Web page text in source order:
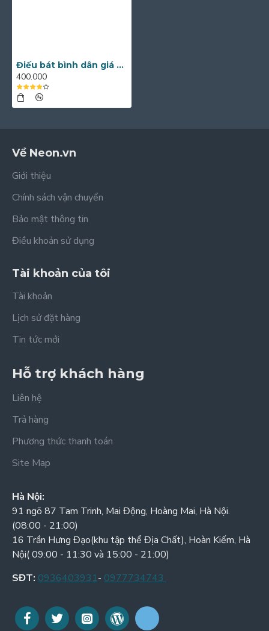
Điếu bát bình dân giá rẻ đen bóng DB05
400.000
Về Neon.vn
Giới thiệu
Chính sách vận chuyển
Bảo mật thông tin
Điều khoản sử dụng
Tài khoản của tôi
Tài khoản
Lịch sử đặt hàng
Tin tức mới
Hỗ trợ khách hàng
Liên hệ
Trả hàng
Phương thức thanh toán
Site Map
Hà Nội:
91 ngõ 87 Tam Trinh, Mai Động, Hoàng Mai, Hà Nội.
(08:00 - 21:00)
16 Trần Hưng Đạo(khu tập thể Địa Chất), Hoàn Kiếm, Hà
Nội( 09:00 - 11:30 và 15:00 - 21:00)
SĐT: 0936403931- 0977734743